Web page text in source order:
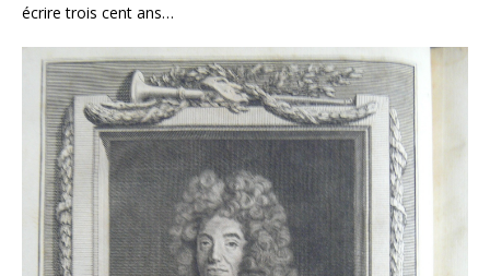
écrire trois cent ans…